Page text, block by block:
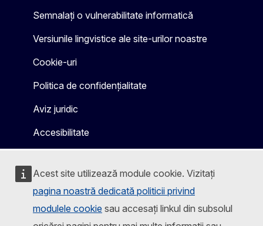
Acest site utilizează module cookie. Vizitați
pagina noastră dedicată politicii privind
modulele cookie sau accesați linkul din subsolul
Semnalați o vulnerabilitate informatică
Versiunile lingvistice ale site-urilor noastre
Cookie-uri
Politica de confidențialitate
Aviz juridic
Accesibilitate